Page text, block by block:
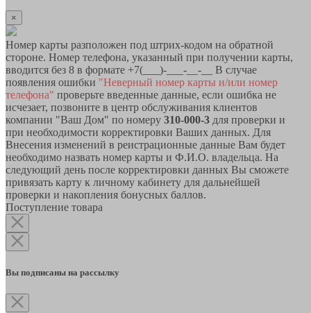
×
Номер карты разположен под штрих-кодом на обратной
стороне. Номер телефона, указанный при получении карты,
вводится без 8 в формате +7(___)-___-__-__ В случае
появления ошибки "Неверный номер карты и/или номер
телефона" проверьте введенные данные, если ошибка не
исчезает, позвоните в центр обслуживания клиентов
компании "Ваш Дом" по номеру 310-000-3 для проверки и
при необходимости корректировки Ваших данных. Для
Внесения изменений в реистрационные данные Вам будет
необходимо назвать номер карты и Ф.И.О. владельца. На
следующий день после корректировки данных Вы сможете
привязать карту к личному кабинету для дальнейшей
проверки и накопления бонусных баллов.
Поступление товара
Вы подписаны на рассылку